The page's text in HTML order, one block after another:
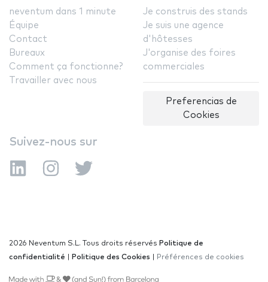
neventum dans 1 minute
Équipe
Contact
Bureaux
Comment ça fonctionne?
Travailler avec nous
Je construis des stands
Je suis une agence
d'hôtesses
J'organise des foires
commerciales
Preferencias de
Cookies
Suivez-nous sur
2026 Neventum S.L. Tous droits réservés Politique de
confidentialité
Politique des Cookies Préférences de cookies